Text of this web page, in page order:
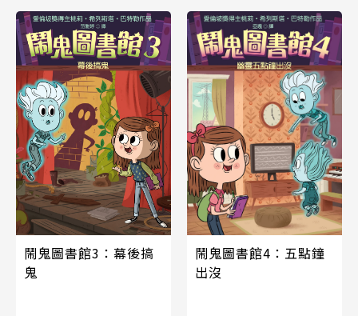
鬧鬼圖書館3：幕後搞
鬼
鬧鬼圖書館4：五點鐘
出沒